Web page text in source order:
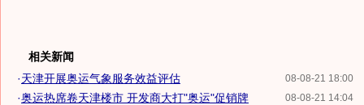
相关新闻
08-08-21 18:00
·天津开展奥运气象服务效益评估
08-08-21 14:04
·奥运热席卷天津楼市 开发商大打"奥运"促销牌